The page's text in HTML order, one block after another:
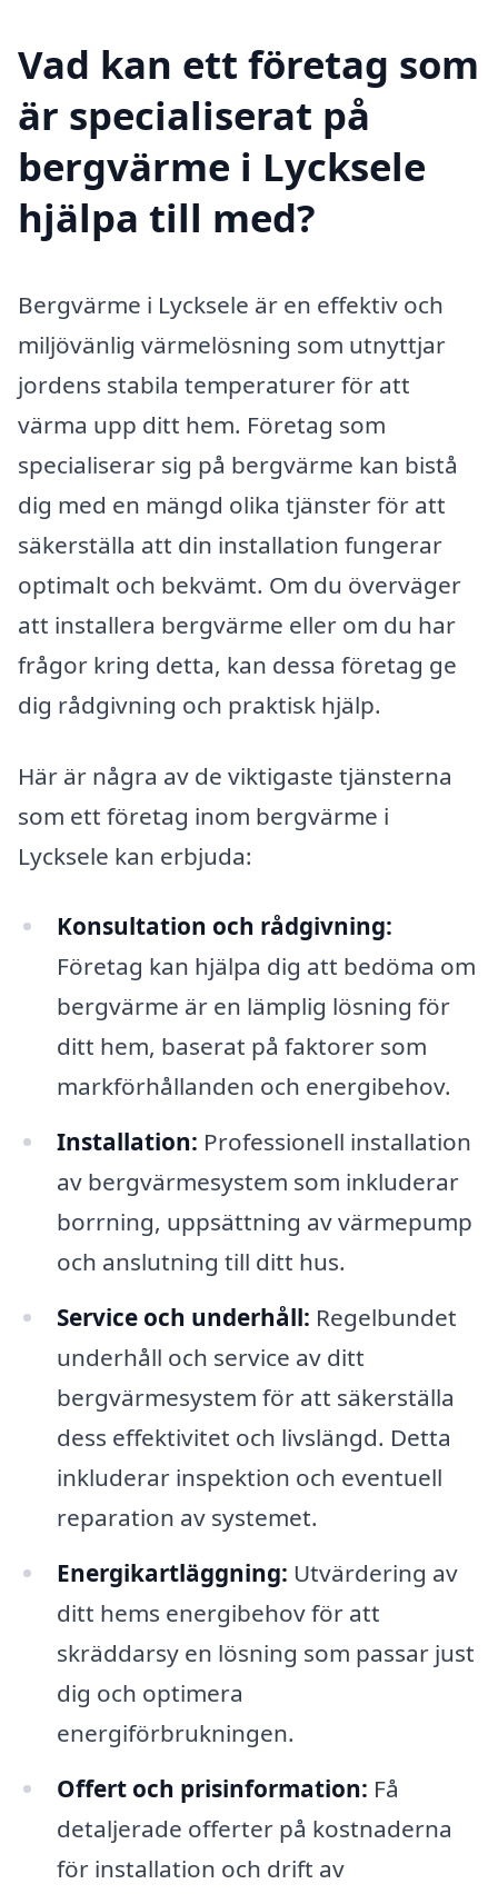
Vad kan ett företag som
är specialiserat på
bergvärme i Lycksele
hjälpa till med?
Bergvärme i Lycksele är en effektiv och
miljövänlig värmelösning som utnyttjar
jordens stabila temperaturer för att
värma upp ditt hem. Företag som
specialiserar sig på bergvärme kan bistå
dig med en mängd olika tjänster för att
säkerställa att din installation fungerar
optimalt och bekvämt. Om du överväger
att installera bergvärme eller om du har
frågor kring detta, kan dessa företag ge
dig rådgivning och praktisk hjälp.
Här är några av de viktigaste tjänsterna
som ett företag inom bergvärme i
Lycksele kan erbjuda:
Konsultation och rådgivning:
Företag kan hjälpa dig att bedöma om
bergvärme är en lämplig lösning för
ditt hem, baserat på faktorer som
markförhållanden och energibehov.
Installation: Professionell installation
av bergvärmesystem som inkluderar
borrning, uppsättning av värmepump
och anslutning till ditt hus.
Service och underhåll: Regelbundet
underhåll och service av ditt
bergvärmesystem för att säkerställa
dess effektivitet och livslängd. Detta
inkluderar inspektion och eventuell
reparation av systemet.
Energikartläggning: Utvärdering av
ditt hems energibehov för att
skräddarsy en lösning som passar just
dig och optimera
energiförbrukningen.
Offert och prisinformation: Få
detaljerade offerter på kostnaderna
för installation och drift av